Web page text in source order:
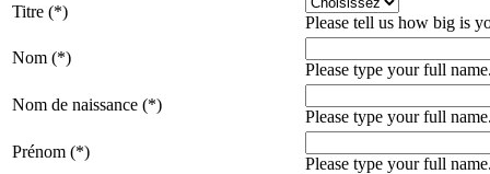
Titre (*)
Please tell us how big is
Nom (*)
Please type your full
Nom de naissance (*)
Please type your full
Prénom (*)
Please type your full